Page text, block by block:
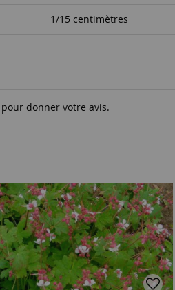
1/15 centimètres
donner votre avis.